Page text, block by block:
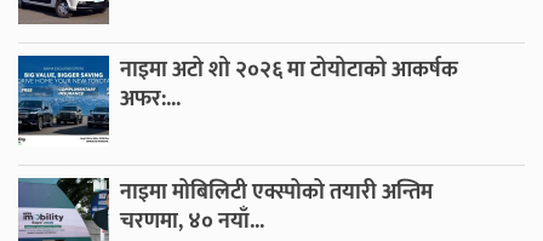
नाइमा अटो शो २०२६ मा टोयोटाको आकर्षक
अफर:...
नाइमा मोबिलिटी एक्स्पोको तयारी अन्तिम
चरणमा, ४० नयाँ...